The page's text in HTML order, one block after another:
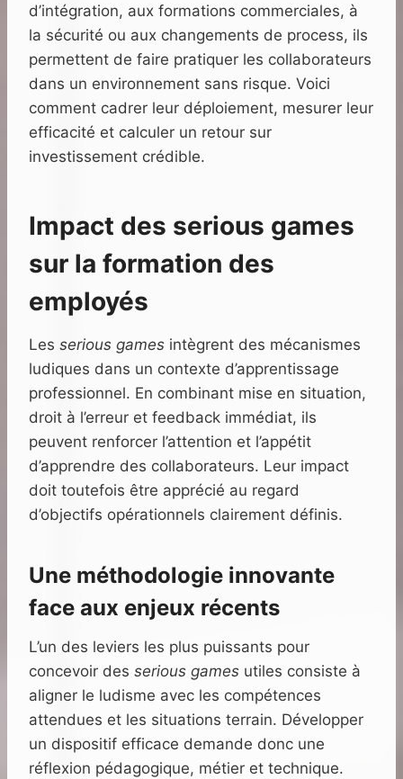
d’intégration, aux formations commerciales, à
la sécurité ou aux changements de process, ils
permettent de faire pratiquer les collaborateurs
dans un environnement sans risque. Voici
comment cadrer leur déploiement, mesurer leur
efficacité et calculer un retour sur
investissement crédible.
Impact des serious games
sur la formation des
employés
Les serious games intègrent des mécanismes
ludiques dans un contexte d’apprentissage
professionnel. En combinant mise en situation,
droit à l’erreur et feedback immédiat, ils
peuvent renforcer l’attention et l’appétit
d’apprendre des collaborateurs. Leur impact
doit toutefois être apprécié au regard
d’objectifs opérationnels clairement définis.
Une méthodologie innovante
face aux enjeux récents
L’un des leviers les plus puissants pour
concevoir des serious games utiles consiste à
aligner le ludisme avec les compétences
attendues et les situations terrain. Développer
un dispositif efficace demande donc une
réflexion pédagogique, métier et technique.